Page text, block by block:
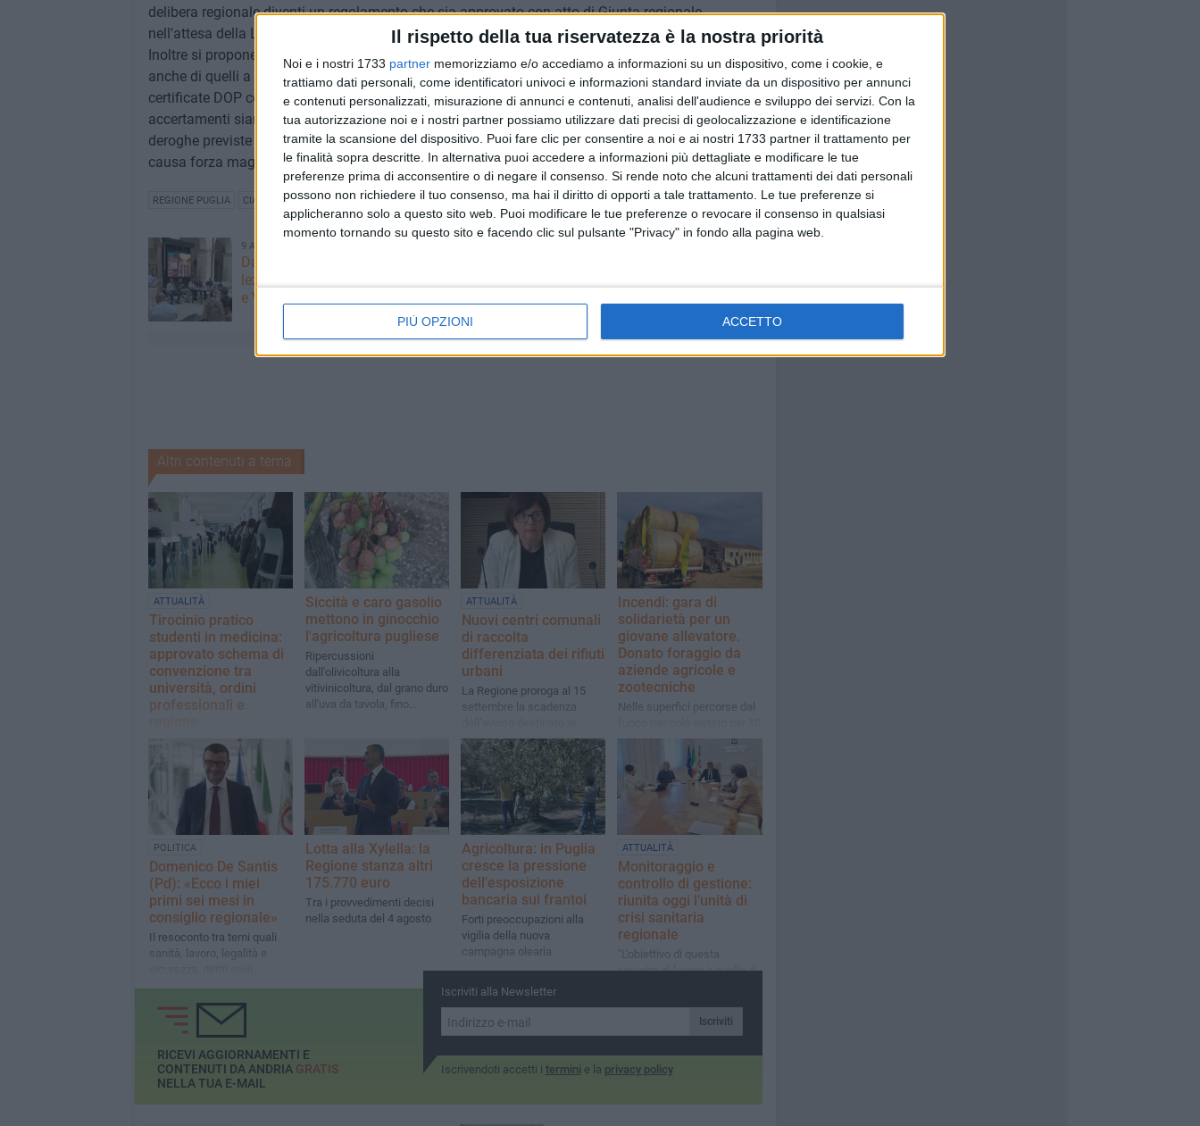
Il rispetto della tua riservatezza è la nostra priorità
Noi e i nostri 1733 partner memorizziamo e/o accediamo a informazioni su un dispositivo, come i cookie, e
trattiamo dati personali, come identificatori univoci e informazioni standard inviate da un dispositivo per annunci
e contenuti personalizzati, misurazione di annunci e contenuti, analisi dell'audience e sviluppo dei servizi. Con la
tua autorizzazione noi e i nostri partner possiamo utilizzare dati precisi di geolocalizzazione e identificazione
tramite la scansione del dispositivo. Puoi fare clic per consentire a noi e ai nostri 1733 partner il trattamento per
le finalità sopra descritte. In alternativa puoi accedere a informazioni più dettagliate e modificare le tue
preferenze prima di acconsentire o di negare il consenso. Si rende noto che alcuni trattamenti dei dati personali
possono non richiedere il tuo consenso, ma hai il diritto di opporti a tale trattamento. Le tue preferenze si
applicheranno solo a questo sito web. Puoi modificare le tue preferenze o revocare il consenso in qualsiasi
momento tornando su questo sito e facendo clic sul pulsante "Privacy" in fondo alla pagina web.
PIÙ OPZIONI ACCETTO
delibera regionale diventi un regolamento che sia approvato con atto di Giunta regionale,
nell'attesa della Legge Quadro Regionale in ordine alla individuazione dei siti oggetto di FER.
Inoltre si propone di integrare il testo per la tutela non solo degli olivi a carattere monumentale ma
anche di quelli a carattere secolare, aggiungendo il divieto di estirpazione di olivo nelle zone
certificate DOP così come riconosciute negli atti della UE. Ed ancora, si ritiene opportuno che gli
accertamenti siano oggetto di apposita relazione scritta. Per le zone infette siano fatte salve le
deroghe previste dalla norma e che la richiesta di abbattimento tenga conto delle circostanze di
causa forza maggiore.
REGIONE PUGLIA CIA PUGLIA OLIVI OLIO D'OLIVA
9 AGOSTO 2026
Dal ricordo alla responsabilità: la
lezione di vita di Sandro, Antonio
e Vincenzo per strade più sicure
Altri contenuti a tema
ATTUALITÀ
Tirocinio pratico
studenti in medicina:
approvato schema di
convenzione tra
università, ordini
professionali e
L'obiettivo é di far dialogare
in maniera integrata il
sistema sanitario regionale,
il mondo accademico e gli
ordini professionali
Siccità e caro gasolio
mettono in ginocchio
l'agricoltura pugliese
Ripercussioni
dall'olivicoltura alla
vitivinicoltura, dal grano duro
all'uva da tavola, fino
ATTUALITÀ
Nuovi centri comunali
di raccolta
differenziata dei rifiuti
urbani
La Regione proroga al 15
settembre la scadenza
Comuni
Incendi: gara di
solidarietà per un
giovane allevatore.
Donato foraggio da
aziende agricole e
zootecniche
Nelle superfici percorse dal
anni; servono prevenzione,
più controlli e personale sul
territorio
POLITICA
Domenico De Santis
(Pd): «Ecco i miei
primi sei mesi in
consiglio regionale»
Il resoconto tra temi quali
sanità, lavoro, legalità e
economia e competitività
Lotta alla Xylella: la
Regione stanza altri
175.770 euro
Tra i provvedimenti decisi
nella seduta del 4 agosto
Agricoltura: in Puglia
cresce la pressione
dell'esposizione
bancaria sui frantoi
Forti preoccupazioni alla
vigilia della nuova
campagna olearia
ATTUALITÀ
Monitoraggio e
controllo di gestione:
riunita oggi l’unità di
crisi sanitaria
regionale
"L’obiettivo di questa
squadra di lavoro è quello di
Iscriviti alla Newsletter
Iscriviti
Iscrivendoti accetti i termini e la privacy policy
RICEVI AGGIORNAMENTI E
CONTENUTI DA ANDRIA GRATIS
NELLA TUA E-MAIL